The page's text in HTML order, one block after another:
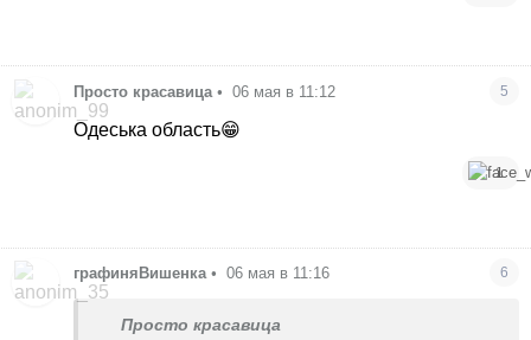
Просто красавица • 06 мая в 11:12 5
Одеська область😁
1
графиняВишенка • 06 мая в 11:16 6
Просто красавица